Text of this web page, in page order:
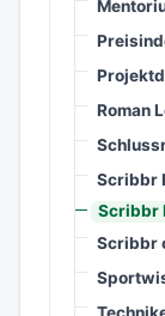
Roman
Scribbr
Scribbr
Scribbr